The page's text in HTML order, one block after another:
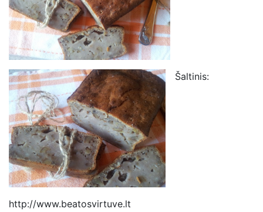
Šaltinis:
http://www.beatosvirtuve.lt